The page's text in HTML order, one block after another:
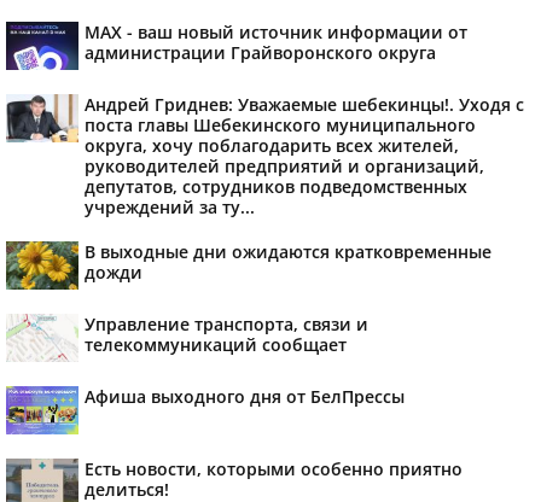
MAX - ваш новый источник информации от
администрации Грайворонского округа
Андрей Гриднев: Уважаемые шебекинцы!. Уходя с
поста главы Шебекинского муниципального
округа, хочу поблагодарить всех жителей,
руководителей предприятий и организаций,
депутатов, сотрудников подведомственных
учреждений за ту...
В выходные дни ожидаются кратковременные
дожди
Управление транспорта, связи и
телекоммуникаций сообщает
Афиша выходного дня от БелПрессы
Есть новости, которыми особенно приятно
делиться!